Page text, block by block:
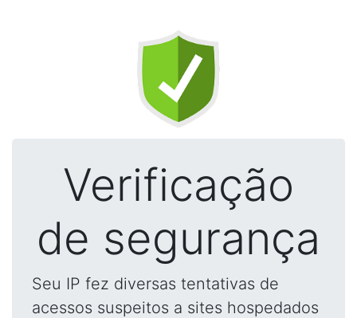
Verificação
de segurança
Seu IP fez diversas tentativas de
acessos suspeitos a sites hospedados